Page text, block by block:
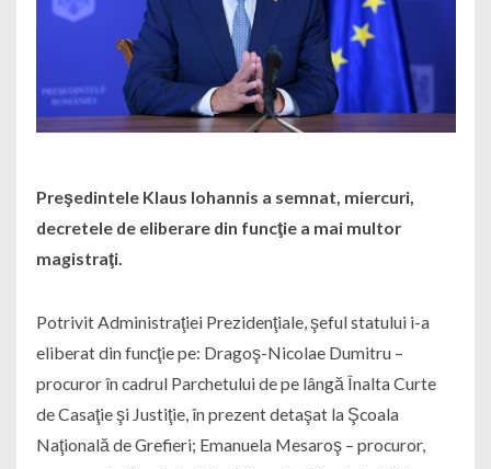
Preşedintele Klaus Iohannis a semnat, miercuri,
decretele de eliberare din funcţie a mai multor
magistraţi.
Potrivit Administraţiei Prezidenţiale, şeful statului i-a
eliberat din funcţie pe: Dragoş-Nicolae Dumitru –
procuror în cadrul Parchetului de pe lângă Înalta Curte
de Casaţie şi Justiţie, în prezent detaşat la Şcoala
Naţională de Grefieri; Emanuela Mesaroş – procuror,